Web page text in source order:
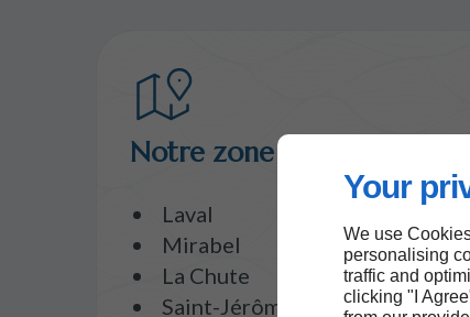
Your
We use
personalising
traffic and
clicking "I
Notre zone d’intervention
Laval
Mirabel
La Chute
Saint-Jérôme